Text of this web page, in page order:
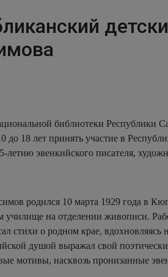
библиотеки Республики
до 18 лет принять участие в
летию эвенкийского писателя,
родился 10 марта 1929 года в
училище на отделении живописи.
стихи о родном крае,
душой выражал свой
мотивы, насквозь пронизанные